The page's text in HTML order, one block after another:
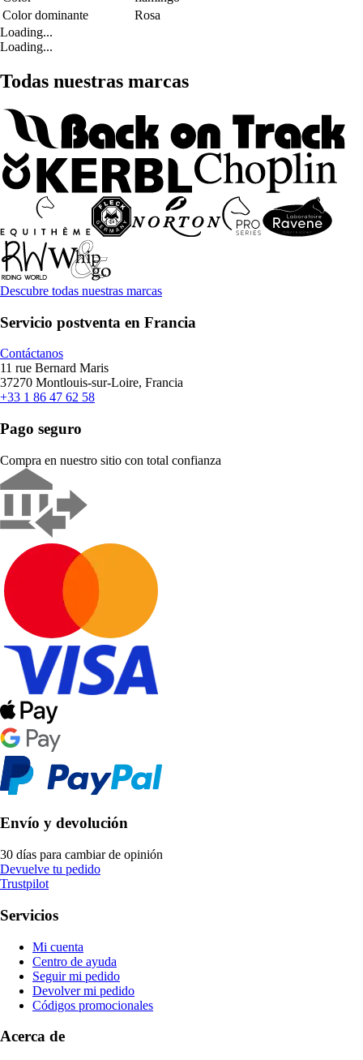
Color dominante
Rosa
Loading...
Loading...
Todas nuestras marcas
Descubre todas nuestras marcas
Servicio postventa en Francia
Contáctanos
11 rue Bernard Maris
37270 Montlouis-sur-Loire, Francia
+33 1 86 47 62 58
Pago seguro
Compra en nuestro sitio con total confianza
Envío y devolución
30 días para cambiar de opinión
Devuelve tu pedido
Trustpilot
Servicios
Mi cuenta
Centro de ayuda
Seguir mi pedido
Devolver mi pedido
Códigos promocionales
Acerca de